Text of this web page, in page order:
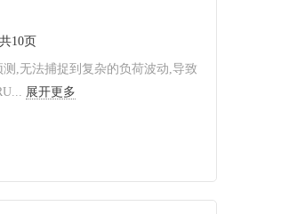
10页
,无法捕捉到复杂的负荷波动,导致
展开更多